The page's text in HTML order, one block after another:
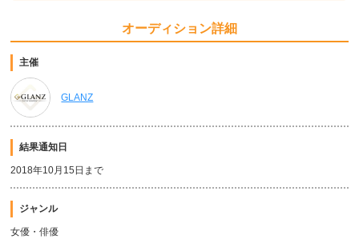
オーディション詳細
主催
GLANZ
結果通知日
2018年10月15日まで
ジャンル
女優・俳優